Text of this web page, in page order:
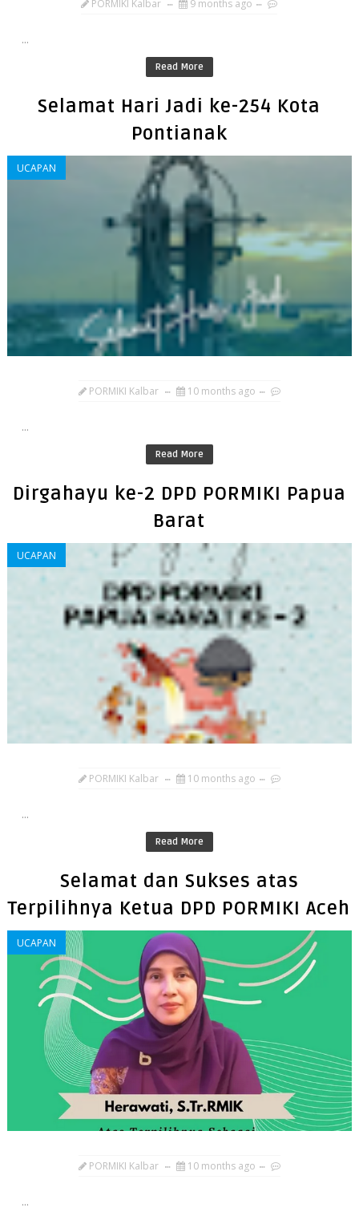
PORMIKI Kalbar 9 months ago
...
Read More
Selamat Hari Jadi ke-254 Kota
Pontianak
UCAPAN
PORMIKI Kalbar 10 months ago
...
Read More
Dirgahayu ke-2 DPD PORMIKI Papua
Barat
UCAPAN
PORMIKI Kalbar 10 months ago
...
Read More
Selamat dan Sukses atas
Terpilihnya Ketua DPD PORMIKI Aceh
UCAPAN
PORMIKI Kalbar 10 months ago
...